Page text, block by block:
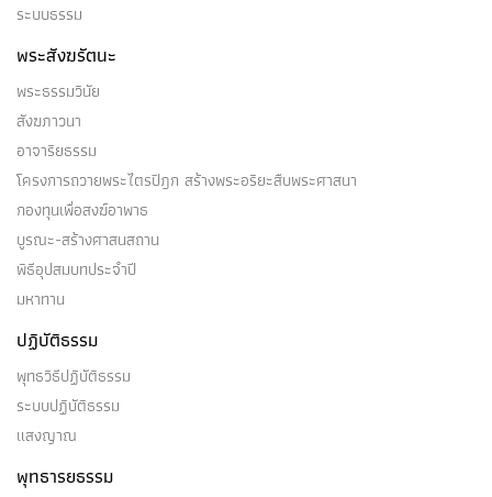
ระบบธรรม
พระสังฆรัตนะ
พระธรรมวินัย
สังฆภาวนา
อาจาริยธรรม
โครงการถวายพระไตรปิฎก สร้างพระอริยะสืบพระศาสนา
กองทุนเพื่อสงฆ์อาพาธ
บูรณะ-สร้างศาสนสถาน
พิธีอุปสมบทประจำปี
มหาทาน
ปฏิบัติธรรม
พุทธวิธีปฏิบัติธรรม
ระบบปฏิบัติธรรม
แสงญาณ
พุทธารยธรรม